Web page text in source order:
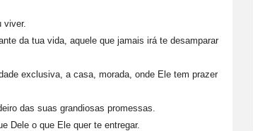
viver.
da tua vida, aquele que jamais irá te desamparar
exclusiva, a casa, morada, onde Ele tem prazer
das suas grandiosas promessas.
Dele o que Ele quer te entregar.